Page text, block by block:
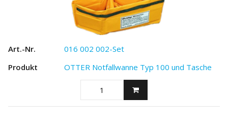
016 002 002-Set
OTTER Notfallwanne Typ 100 und Tasche